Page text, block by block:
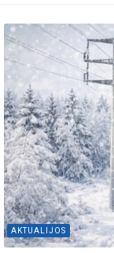
AKTUALIJOS